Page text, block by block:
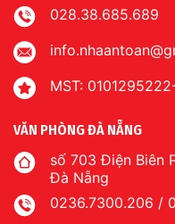
028.38.685.689
MST:
VĂN PHÒNG ĐÀ NẴNG
số 703 Điện Biên
Đà Nẵng
0236.7300.206 /